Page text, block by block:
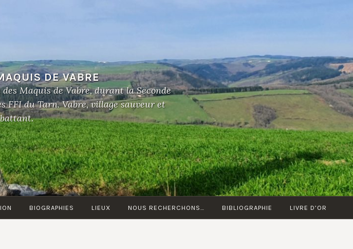
DE VABRE
Maquis de Vabre, durant la Seconde
FFI du Tarn. Vabre, village sauveur et
BIOGRAPHIES LIEUX NOUS RECHERCHONS… BIBLIOGRAPHIE LIVRE D’OR